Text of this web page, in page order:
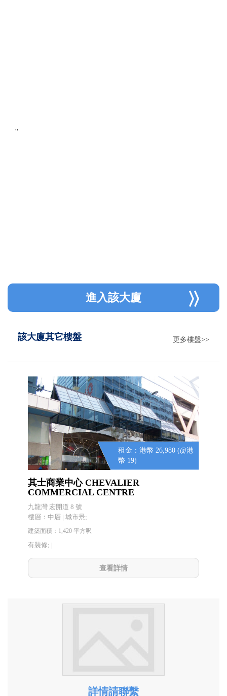
''
進入該大廈
該大廈其它樓盤 更多樓盤>>
租金：港幣 26,980 (@港
幣 19)
其士商業中心 CHEVALIER
COMMERCIAL CENTRE
九龍灣 宏開道 8 號
樓層：中層 | 城市景;
建築面積：1,420 平方呎
有裝修; |
查看詳情
詳情請聯繫